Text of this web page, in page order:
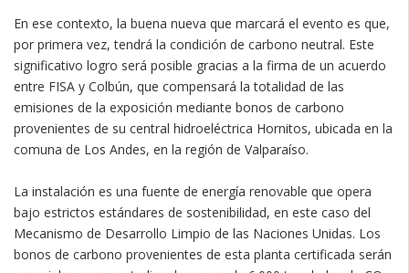
En ese contexto, la buena nueva que marcará el evento es que,
por primera vez, tendrá la condición de carbono neutral. Este
significativo logro será posible gracias a la firma de un acuerdo
entre FISA y Colbún, que compensará la totalidad de las
emisiones de la exposición mediante bonos de carbono
provenientes de su central hidroeléctrica Hornitos, ubicada en la
comuna de Los Andes, en la región de Valparaíso.
La instalación es una fuente de energía renovable que opera
bajo estrictos estándares de sostenibilidad, en este caso del
Mecanismo de Desarrollo Limpio de las Naciones Unidas. Los
bonos de carbono provenientes de esta planta certificada serán